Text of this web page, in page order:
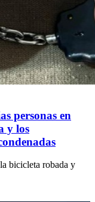
personas en
y los
bicicleta robada y